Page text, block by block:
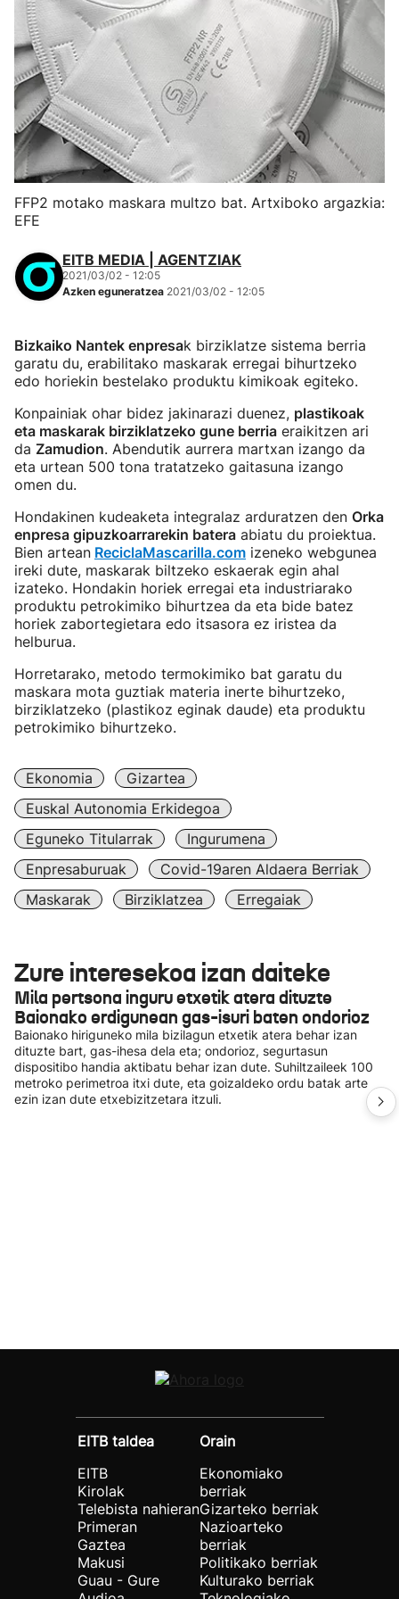
FFP2 motako maskara multzo bat. Artxiboko argazkia:
EFE
EITB MEDIA | AGENTZIAK
2021/03/02 - 12:05
Azken eguneratzea 2021/03/02 - 12:05
Bizkaiko Nantek enpresak birziklatze sistema berria
garatu du, erabilitako maskarak erregai bihurtzeko
edo horiekin bestelako produktu kimikoak egiteko.
Konpainiak ohar bidez jakinarazi duenez, plastikoak
eta maskarak birziklatzeko gune berria eraikitzen ari
da Zamudion. Abendutik aurrera martxan izango da
eta urtean 500 tona tratatzeko gaitasuna izango
omen du.
Hondakinen kudeaketa integralaz arduratzen den Orka
enpresa gipuzkoarrarekin batera abiatu du proiektua.
Bien artean ReciclaMascarilla.com izeneko webgunea
ireki dute, maskarak biltzeko eskaerak egin ahal
izateko. Hondakin horiek erregai eta industriarako
produktu petrokimiko bihurtzea da eta bide batez
horiek zabortegietara edo itsasora ez iristea da
helburua.
Horretarako, metodo termokimiko bat garatu du
maskara mota guztiak materia inerte bihurtzeko,
birziklatzeko (plastikoz eginak daude) eta produktu
petrokimiko bihurtzeko.
Ekonomia
Gizartea
Euskal Autonomia Erkidegoa
Eguneko Titularrak
Ingurumena
Enpresaburuak
Covid-19aren Aldaera Berriak
Maskarak
Birziklatzea Erregaiak
Zure interesekoa izan daiteke
Mila pertsona inguru etxetik atera dituzte
Baionako erdigunean gas-isuri baten ondorioz
Baionako hiriguneko mila bizilagun etxetik atera behar izan
dituzte bart, gas-ihesa dela eta; ondorioz, segurtasun
dispositibo handia aktibatu behar izan dute. Suhiltzaileek 100
metroko perimetroa itxi dute, eta goizaldeko ordu batak arte
ezin izan dute etxebizitzetara itzuli.
EITB taldea
EITB
Kirolak
Telebista nahieran
Primeran
Gaztea
Makusi
Guau - Gure
Orain
Ekonomiako
berriak
Gizarteko berriak
Nazioarteko
berriak
Politikako berriak
Kulturako berriak